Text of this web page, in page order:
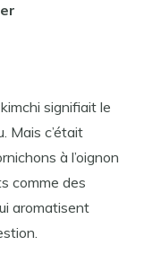
signifiait le
Mais c’était
à l’oignon
comme des
aromatisent